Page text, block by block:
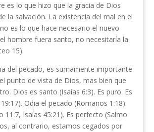
es lo que hizo que la gracia de Dios
la salvación. La existencia del mal en el
es lo que hace necesario el nuevo
hombre fuera santo, no necesitaría la
15).
del pecado, es sumamente importante
punto de vista de Dios, mas bien que
Dios es santo (Isaías 6:3). Es puro. Es
Odia el pecado (Romanos 1:18).
11:7, Isaías 45:21). Es perfecto (Salmo
al contrario, estamos cegados por